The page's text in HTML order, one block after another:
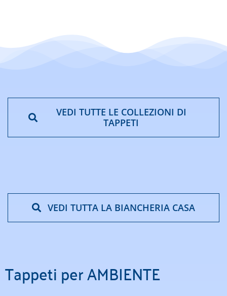
a
€69,90
VEDI TUTTE LE COLLEZIONI DI
TAPPETI
VEDI TUTTA LA BIANCHERIA CASA
Tappeti per AMBIENTE